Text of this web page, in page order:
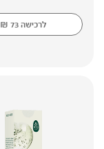
לרכישה ₪ 73